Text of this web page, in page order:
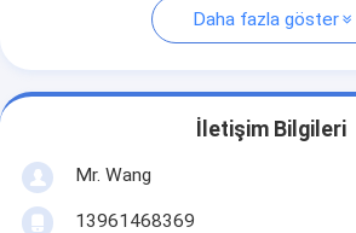
Daha fazla göster
İletişim Bilgileri
Mr. Wang
13961468369